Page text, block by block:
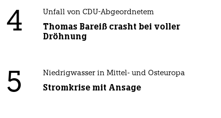
4 Unfall von CDU-Abgeordnetem
Thomas Bareiß crasht bei voller
Dröhnung
5 Niedrigwasser in Mittel- und Osteuropa
Stromkrise mit Ansage